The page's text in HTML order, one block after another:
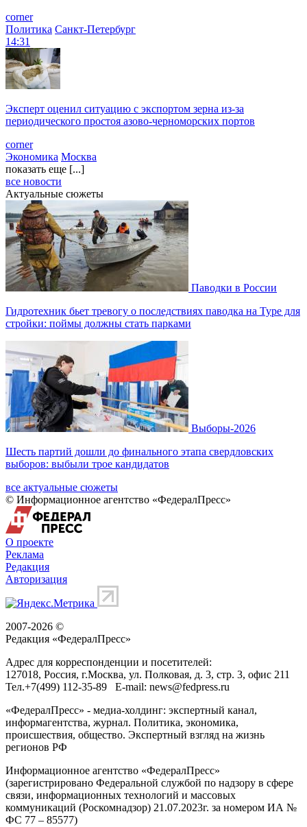
corner
Политика Санкт-Петербург
14:31
Эксперт оценил ситуацию с экспортом зерна из-за
периодического простоя азово-черноморских портов
corner
Экономика Москва
показать еще [...]
все новости
Актуальные сюжеты
Паводки в России
Гидротехник бьет тревогу о последствиях паводка на Туре для
стройки: поймы должны стать парками
Выборы-2026
Шесть партий дошли до финального этапа свердловских
выборов: выбыли трое кандидатов
все актуальные сюжеты
© Информационное агентство «ФедералПресс»
О проекте
Реклама
Редакция
Авторизация
2007-2026 ©
Редакция «ФедералПресс»
Адрес для корреспонденции и посетителей:
127018, Россия, г.Москва, ул. Полковая, д. 3, стр. 3, офис 211
Тел.+7(499) 112-35-89 E-mail: news@fedpress.ru
«ФедералПресс» - медиа-холдинг: экспертный канал,
информагентства, журнал. Политика, экономика,
происшествия, общество. Экспертный взгляд на жизнь
регионов РФ
Информационное агентство «ФедералПресс»
(зарегистрировано Федеральной службой по надзору в сфере
связи, информационных технологий и массовых
коммуникаций (Роскомнадзор) 21.07.2023г. за номером ИА №
ФС 77 – 85577)